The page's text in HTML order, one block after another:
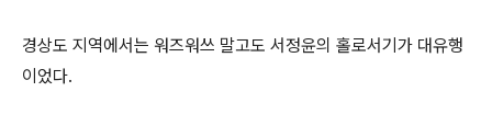
경상도 지역에서는 워즈워쓰 말고도 서정윤의 홀로서기가 대유행
이었다.